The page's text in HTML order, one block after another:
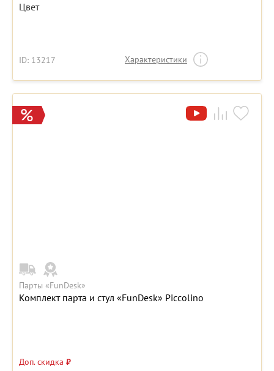
Цвет
ID: 13217 Характеристики
Парты «FunDesk»
Комплект парта и стул «FunDesk» Piccolino
Доп. скидка ₽